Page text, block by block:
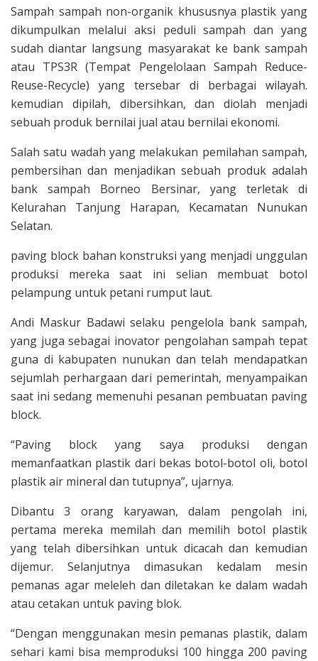
Sampah sampah non-organik khususnya plastik yang
dikumpulkan melalui aksi peduli sampah dan yang
sudah diantar langsung masyarakat ke bank sampah
atau TPS3R (Tempat Pengelolaan Sampah Reduce-
Reuse-Recycle) yang tersebar di berbagai wilayah.
kemudian dipilah, dibersihkan, dan diolah menjadi
sebuah produk bernilai jual atau bernilai ekonomi.
Salah satu wadah yang melakukan pemilahan sampah,
pembersihan dan menjadikan sebuah produk adalah
bank sampah Borneo Bersinar, yang terletak di
Kelurahan Tanjung Harapan, Kecamatan Nunukan
Selatan.
paving block bahan konstruksi yang menjadi unggulan
produksi mereka saat ini selian membuat botol
pelampung untuk petani rumput laut.
Andi Maskur Badawi selaku pengelola bank sampah,
yang juga sebagai inovator pengolahan sampah tepat
guna di kabupaten nunukan dan telah mendapatkan
sejumlah perhargaan dari pemerintah, menyampaikan
saat ini sedang memenuhi pesanan pembuatan paving
block.
“Paving block yang saya produksi dengan
memanfaatkan plastik dari bekas botol-botol oli, botol
plastik air mineral dan tutupnya”, ujarnya.
Dibantu 3 orang karyawan, dalam pengolah ini,
pertama mereka memilah dan memilih botol plastik
yang telah dibersihkan untuk dicacah dan kemudian
dijemur. Selanjutnya dimasukan kedalam mesin
pemanas agar meleleh dan diletakan ke dalam wadah
atau cetakan untuk paving blok.
“Dengan menggunakan mesin pemanas plastik, dalam
sehari kami bisa memproduksi 100 hingga 200 paving